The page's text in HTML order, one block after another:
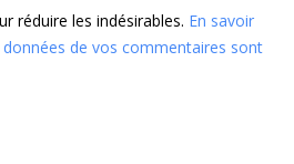
réduire les indésirables. En savoir
de vos commentaires sont